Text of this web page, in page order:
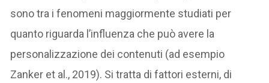
sono tra i fenomeni maggiormente studiati per
quanto riguarda l’influenza che può avere la
personalizzazione dei contenuti (ad esempio
Zanker et al., 2019). Si tratta di fattori esterni, di